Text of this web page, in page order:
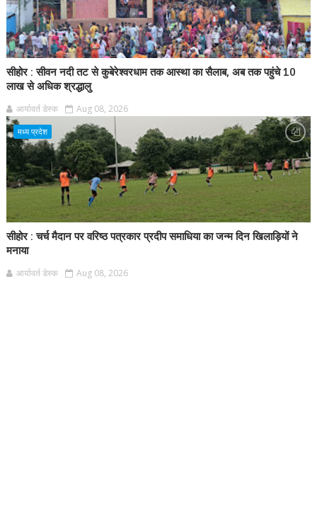
सीहोर : सीवन नदी तट से कुबेरेश्वरधाम तक आस्था का सैलाब, अब तक पहुंचे 10
लाख से अधिक श्रद्धालु
आर्यावर्त डेस्क Aug 08, 2026
मध्य प्रदेश
सीहोर : चर्च मैदान पर वरिष्ठ पत्रकार प्रदीप समाधिया का जन्म दिन खिलाड़ियों ने
मनाया
आर्यावर्त डेस्क Aug 08, 2026